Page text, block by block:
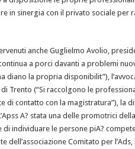
in sinergia con il privato sociale per
anche Guglielmo Avolio,
a porci davanti a problemi
diano la propria disponibilit”),
Trento (“Si raccolgono le
di contatto con la magistratura”), la
A? stata una delle promotrici
individuare le persone piA?
dell’associazione Comitato per